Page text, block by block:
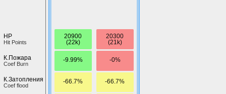
HP
Hit Points
К.Пожара
Coef Burn
К.Затопления
Coef flood
20900
(22k)
-9.99%
-66.7%
20300
(21k)
-0%
-66.7%